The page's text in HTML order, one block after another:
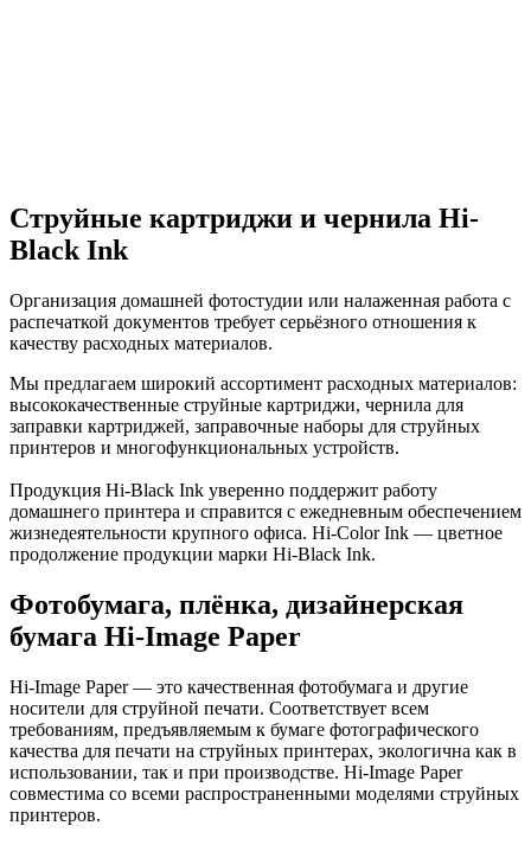
Струйные картриджи и чернила Hi-
Black Ink
Организация домашней фотостудии или налаженная работа с
распечаткой документов требует серьёзного отношения к
качеству расходных материалов.
Мы предлагаем широкий ассортимент расходных материалов:
высококачественные струйные картриджи, чернила для
заправки картриджей, заправочные наборы для струйных
принтеров и многофункциональных устройств.
Продукция Hi-Black Ink уверенно поддержит работу
домашнего принтера и справится с ежедневным обеспечением
жизнедеятельности крупного офиса. Hi-Color Ink — цветное
продолжение продукции марки Hi-Black Ink.
Фотобумага, плёнка, дизайнерская
бумага Hi-Image Paper
Hi-Image Paper — это качественная фотобумага и другие
носители для струйной печати. Cоответствует всем
требованиям, предъявляемым к бумаге фотографического
качества для печати на струйных принтерах, экологична как в
использовании, так и при производстве. Hi-Image Paper
совместима со всеми распространенными моделями струйных
принтеров.